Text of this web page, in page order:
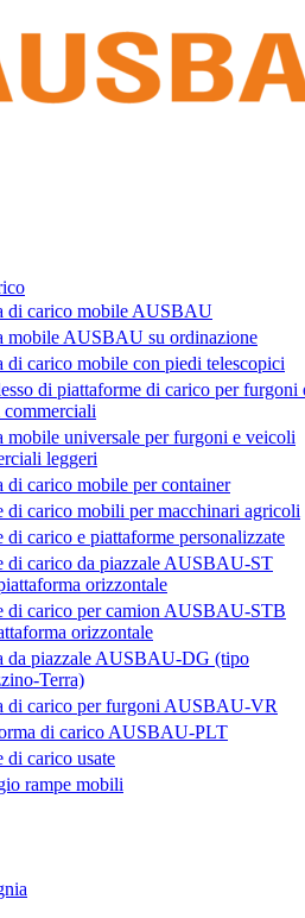
di carico mobile AUSBAU
mobile AUSBAU su ordinazione
di carico mobile con piedi telescopici
di piattaforme di carico per furgoni
mobile universale per furgoni e veicoli
leggeri
di carico mobile per container
di carico mobili per macchinari agricoli
di carico e piattaforme personalizzate
di carico da piazzale AUSBAU-ST
orizzontale
di carico per camion AUSBAU-STB
orizzontale
da piazzale AUSBAU-DG (tipo
Terra)
di carico per furgoni AUSBAU-VR
di carico AUSBAU-PLT
di carico usate
rampe mobili